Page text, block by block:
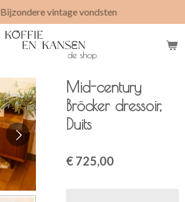
Bijzondere vintage vondsten
Mid-century
Bröcker dressoir,
Duits
€ 725,00